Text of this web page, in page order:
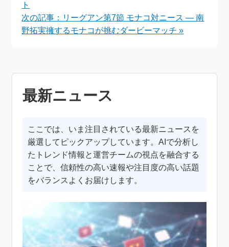
ト
次の記事：リーグアン第7節 モナコ対ニース ― 南
野拓実擁するモナコが挑むダービーマッチ »
最新ニュース
ここでは、いま注目されている最新ニュースを
厳選してピックアップしています。AIで分析し
たトレンド情報と運営チームの視点を融合する
ことで、信頼性の高い速報や注目度の高い話題
をバランスよくお届けします。